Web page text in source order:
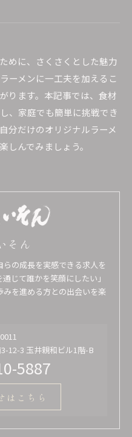
めに、さくさくとした魅力
ーメンに一工夫を加えるこ
ります。本記事では、食材
、家庭でも簡単に挑戦でき
分だけのオリジナルラーメ
しんでみましょう。
そん
の成長を実感できる求人を
じて誰かを笑顔にしたい」
を進める方との出会いを楽
12-3 玉井親和ビル1階-B
5887
はこちら